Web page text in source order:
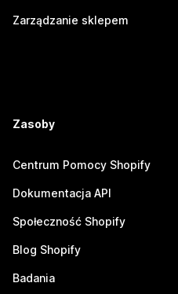
Zarządzanie sklepem
Zasoby
Centrum Pomocy Shopify
Dokumentacja API
Społeczność Shopify
Blog Shopify
Badania